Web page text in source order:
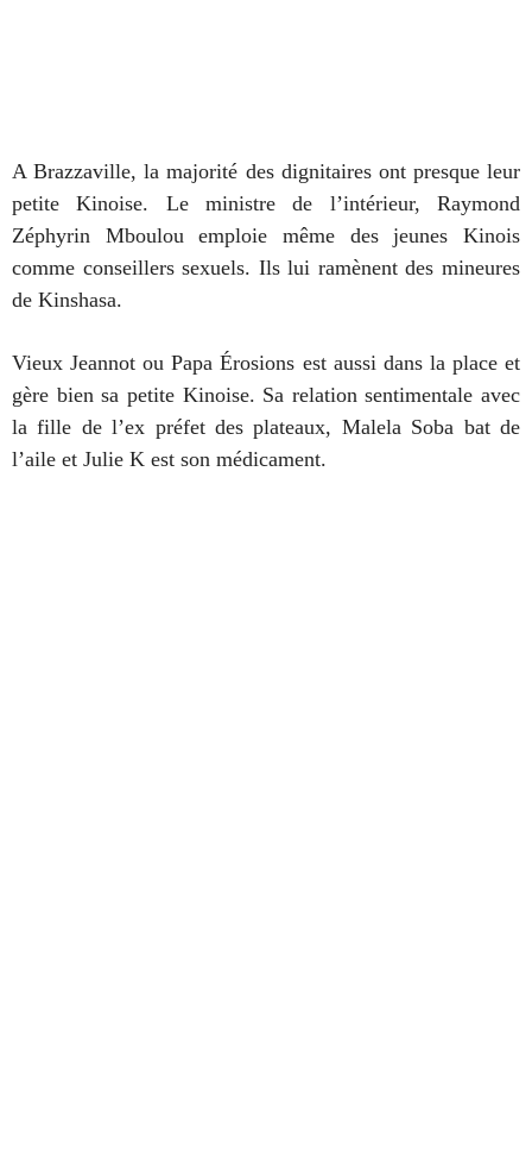
A Brazzaville, la majorité des dignitaires ont presque leur
petite Kinoise. Le ministre de l’intérieur, Raymond
Zéphyrin Mboulou emploie même des jeunes Kinois
comme conseillers sexuels. Ils lui ramènent des mineures
de Kinshasa.
Vieux Jeannot ou Papa Érosions est aussi dans la place et
gère bien sa petite Kinoise. Sa relation sentimentale avec
la fille de l’ex préfet des plateaux, Malela Soba bat de
l’aile et Julie K est son médicament.